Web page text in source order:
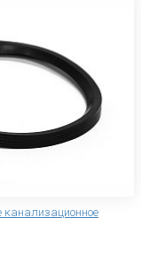
канализационное